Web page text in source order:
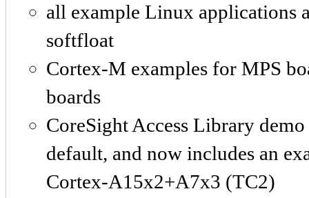
all example Linux applications
softfloat
Cortex-M examples for MPS
boards
CoreSight Access Library
default, and now includes an
Cortex-A15x2+A7x3 (TC2)